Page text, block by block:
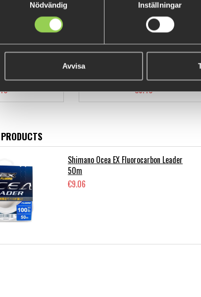
Nödvändig
Inställningar
Avvisa
0 4-pack (BKK)
€5.40
Shimano Ocea EX Fluorocarbon Leader
50m
€9.06